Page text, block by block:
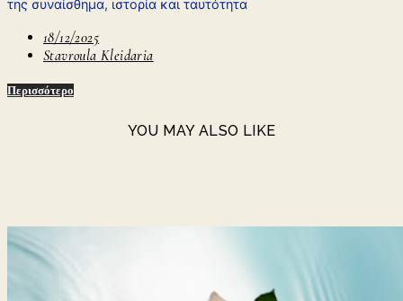
της συναίσθημα, ιστορία και ταυτότητα
18/12/2025
Stavroula Kleidaria
Περισσότερο
YOU MAY ALSO LIKE